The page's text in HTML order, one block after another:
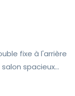
fixe à l'arrière
spacieux...